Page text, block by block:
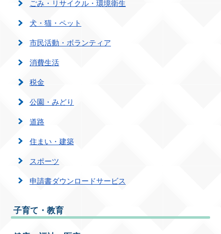
ごみ・リサイクル・環境衛生
犬・猫・ペット
市民活動・ボランティア
消費生活
税金
公園・みどり
道路
住まい・建築
スポーツ
申請書ダウンロードサービス
子育て・教育